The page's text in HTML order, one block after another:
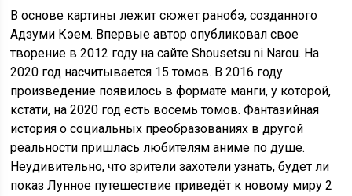
В основе картины лежит сюжет ранобэ, созданного
Адзуми Кэем. Впервые автор опубликовал свое
творение в 2012 году на сайте Shousetsu ni Narou. На
2020 год насчитывается 15 томов. В 2016 году
произведение появилось в формате манги, у которой,
кстати, на 2020 год есть восемь томов. Фантазийная
история о социальных преобразованиях в другой
реальности пришлась любителям аниме по душе.
Неудивительно, что зрители захотели узнать, будет ли
показ Лунное путешествие приведёт к новому миру 2